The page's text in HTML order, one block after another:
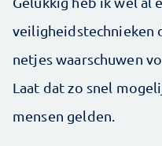
veiligheidstechnieken
netjes waarschuwen
Laat dat zo snel
mensen gelden.